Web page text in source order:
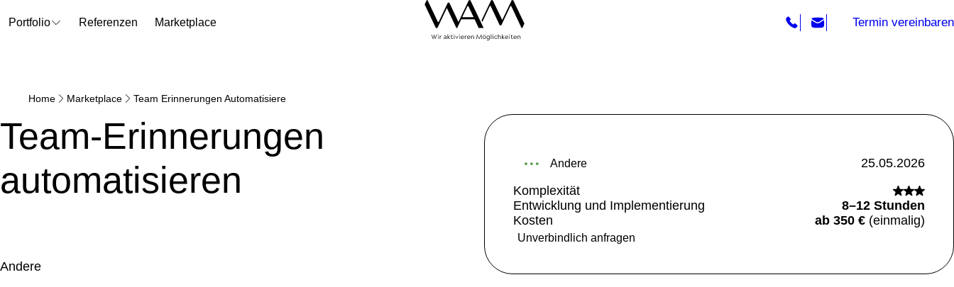
Portfolio Referenzen Marketplace Termin vereinbaren
Home Marketplace Team Erinnerungen Automatisiere
Team-Erinnerungen
automatisieren
andere
andere
25.05.2026
Komplexität
Entwicklung und Implementierung
8–12 Stunden
Kosten
ab 350 € (einmalig)
Unverbindlich anfragen